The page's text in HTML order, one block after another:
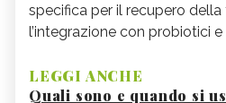
specifica per il recupero
l’integrazione con probiotici
LEGGI ANCHE
Quali sono e quando si